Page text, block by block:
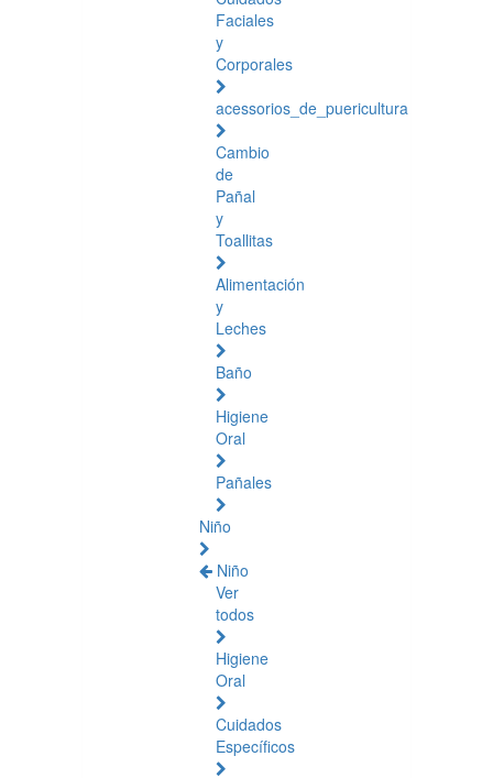
Faciales
y
Corporales
acessorios_de_puericultura
Cambio
de
Pañal
y
Toallitas
Alimentación
y
Leches
Baño
Higiene
Oral
Pañales
Niño
Niño
Ver
todos
Higiene
Oral
Cuidados
Específicos